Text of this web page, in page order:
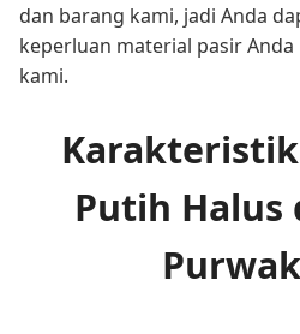
dan barang kami, jadi Anda
keperluan material pasir
kami.
Putih Halus